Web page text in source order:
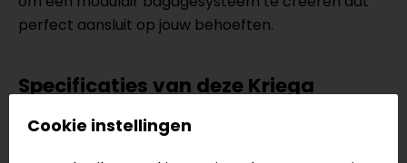
perfect aansluit op jouw behoeften.
Specificaties van deze Kriega
Rollpack 40
Cookie instellingen